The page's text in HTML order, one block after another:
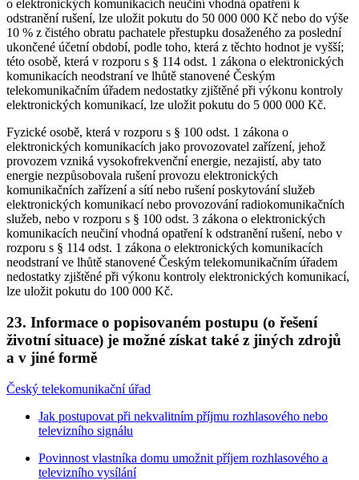
o elektronických komunikacích neučiní vhodná opatření k
odstranění rušení, lze uložit pokutu do 50 000 000 Kč nebo do výše
10 % z čistého obratu pachatele přestupku dosaženého za poslední
ukončené účetní období, podle toho, která z těchto hodnot je vyšší;
této osobě, která v rozporu s § 114 odst. 1 zákona o elektronických
komunikacích neodstraní ve lhůtě stanovené Českým
telekomunikačním úřadem nedostatky zjištěné při výkonu kontroly
elektronických komunikací, lze uložit pokutu do 5 000 000 Kč.
Fyzické osobě, která v rozporu s § 100 odst. 1 zákona o
elektronických komunikacích jako provozovatel zařízení, jehož
provozem vzniká vysokofrekvenční energie, nezajistí, aby tato
energie nezpůsobovala rušení provozu elektronických
komunikačních zařízení a sítí nebo rušení poskytování služeb
elektronických komunikací nebo provozování radiokomunikačních
služeb, nebo v rozporu s § 100 odst. 3 zákona o elektronických
komunikacích neučiní vhodná opatření k odstranění rušení, nebo v
rozporu s § 114 odst. 1 zákona o elektronických komunikacích
neodstraní ve lhůtě stanovené Českým telekomunikačním úřadem
nedostatky zjištěné při výkonu kontroly elektronických komunikací,
lze uložit pokutu do 100 000 Kč.
23. Informace o popisovaném postupu (o řešení
životní situace) je možné získat také z jiných zdrojů
a v jiné formě
Český telekomunikační úřad
Jak postupovat při nekvalitním příjmu rozhlasového nebo
televizního signálu
Povinnost vlastníka domu umožnit příjem rozhlasového a
televizního vysílání